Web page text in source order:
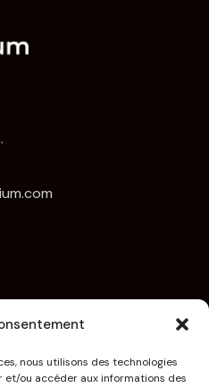
nous utilisons des technologies
ou accéder aux informations des